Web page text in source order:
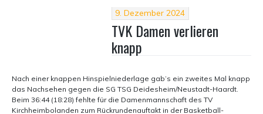
9. Dezember 2024
TVK Damen verlieren
knapp
Nach einer knappen Hinspielniederlage gab’s ein zweites Mal knapp
das Nachsehen gegen die SG TSG Deidesheim/Neustadt-Haardt.
Beim 36:44 (18:28) fehlte für die Damenmannschaft des TV
Kirchheimbolanden zum Rückrundenauftakt in der Basketball-